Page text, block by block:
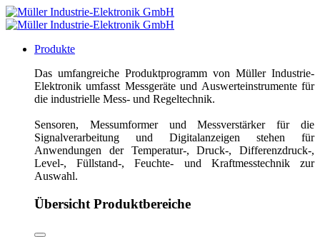
Produkte
Das umfangreiche Produktprogramm von Müller Industrie-
Elektronik umfasst Messgeräte und Auswerteinstrumente für
die industrielle Mess- und Regeltechnik.
Sensoren, Messumformer und Messverstärker für die
Signalverarbeitung und Digitalanzeigen stehen für
Anwendungen der Temperatur-, Druck-, Differenzdruck-,
Level-, Füllstand-, Feuchte- und Kraftmesstechnik zur
Auswahl.
Übersicht Produktbereiche